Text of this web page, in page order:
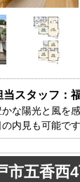
当スタッフ：
かな陽光と風を
の内見も可能で
市五香西
アの土地